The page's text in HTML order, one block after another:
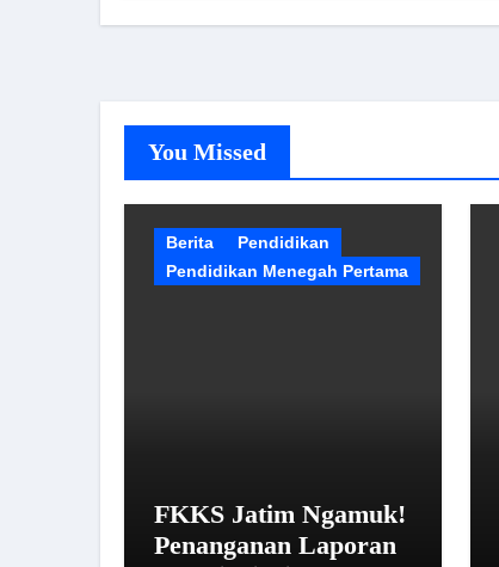
You Missed
Berita
Pendidikan
Pendidikan Menegah Pertama
FKKS Jatim Ngamuk!
Penanganan Laporan